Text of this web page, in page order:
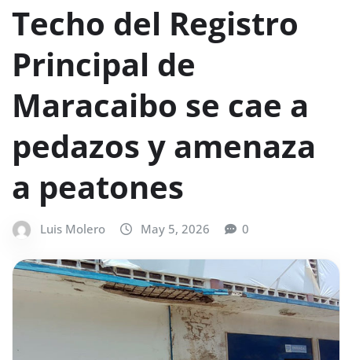
Techo del Registro
Principal de
Maracaibo se cae a
pedazos y amenaza
a peatones
Luis Molero May 5, 2026 0